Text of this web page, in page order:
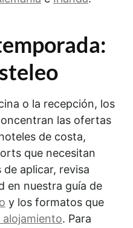
o la recepción, los
las ofertas
de costa,
que necesitan
aplicar, revisa
en nuestra guía de
y los formatos que
. Para